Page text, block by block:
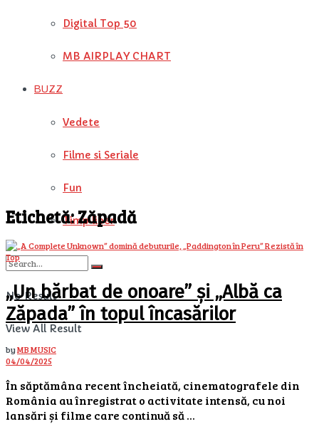
Digital Top 50
MB AIRPLAY CHART
BUZZ
Vedete
Filme si Seriale
Fun
Timp liber
No Result
View All Result
Etichetă:Zăpadă
„Un bărbat de onoare” și „Albă ca
Zăpada” în topul încasărilor
byMB MUSIC
04/04/2025
În săptămâna recent încheiată, cinematografele din
România au înregistrat o activitate intensă, cu noi
lansări și filme care continuă să ...